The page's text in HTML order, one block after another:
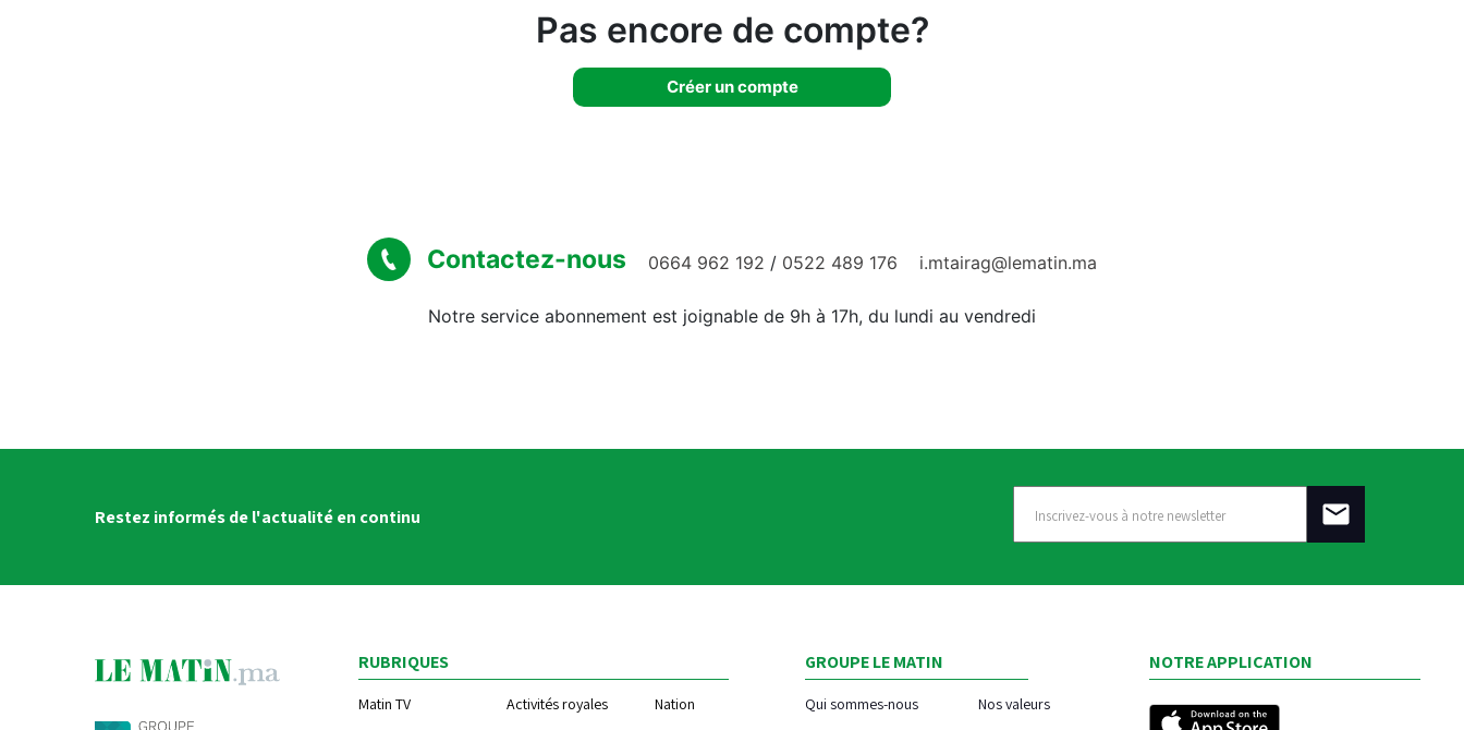
Pas encore de compte?
Créer un compte
Contactez-nous 0664 962 192 / 0522 489 176 i.mtairag@lematin.ma
Notre service abonnement est joignable de 9h à 17h, du lundi au vendredi
Restez informés de l'actualité en continu
RUBRIQUES
Matin TV Activités royales
Nation
GROUPE LE MATIN
Qui sommes-nous Nos valeurs
NOTRE APPLICATION